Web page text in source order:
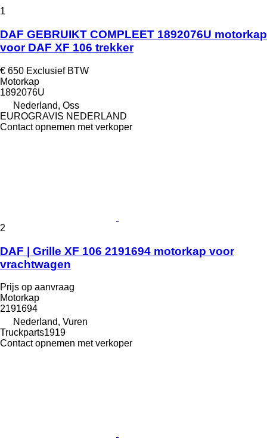
1
DAF GEBRUIKT COMPLEET 1892076U motorkap
voor DAF XF 106 trekker
€ 650 Exclusief BTW
Motorkap
1892076U
Nederland, Oss
EUROGRAVIS NEDERLAND
Contact opnemen met verkoper
2
DAF | Grille XF 106 2191694 motorkap voor
vrachtwagen
Prijs op aanvraag
Motorkap
2191694
Nederland, Vuren
Truckparts1919
Contact opnemen met verkoper